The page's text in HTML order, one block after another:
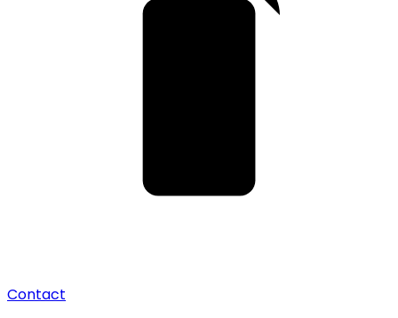
Contact